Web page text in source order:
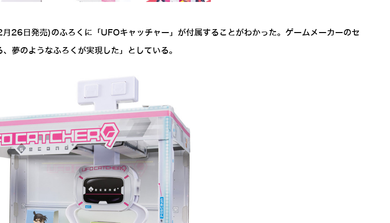
26日発売)のふろくに「UFOキャッチャー」が付属することがわかった。ゲームメーカーのセ
夢のようなふろくが実現した」としている。